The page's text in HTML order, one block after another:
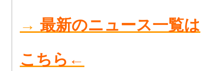
→最新のニュース一覧は
こちら←